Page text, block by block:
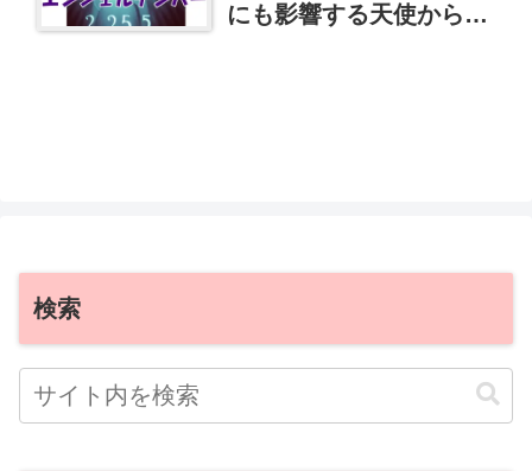
にも影響する天使からの
検索